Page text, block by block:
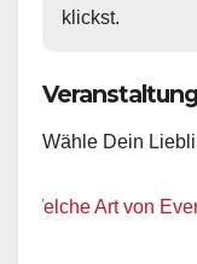
klickst.
Wähle Dein
Art von Event